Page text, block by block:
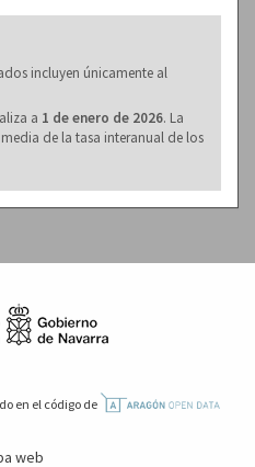
incluyen únicamente al
a 1 de enero de 2026. La
de la tasa interanual de los
en el código de
web